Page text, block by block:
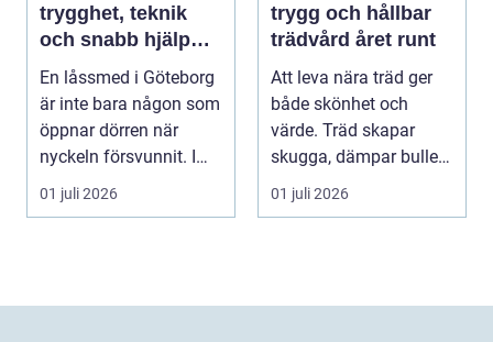
trygghet, teknik
och snabb hjälp
när du behöver det
En låssmed i Göteborg
är inte bara någon som
öppnar dörren när
nyckeln försvunnit. I
dag handlar yrk...
01 juli 2026
trygg och hållbar
trädvård året runt
Att leva nära träd ger
både skönhet och
värde. Träd skapar
skugga, dämpar buller
och höjer trivseln ...
01 juli 2026